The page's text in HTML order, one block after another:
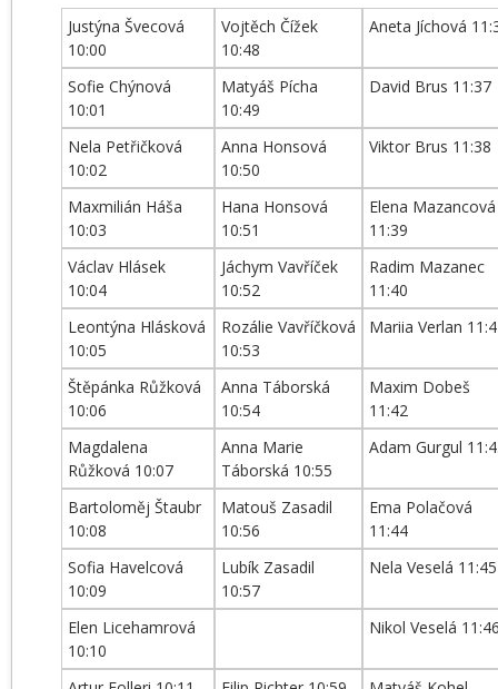
Justýna Švecová
10:00
Vojtěch Čížek
10:48
Aneta Jíchová
Sofie Chýnová
10:01
Matyáš Pícha
10:49
David Brus 11:37
Nela Petřičková
10:02
Anna Honsová
10:50
Viktor Brus 11:38
Maxmilián Háša
10:03
Hana Honsová
10:51
Elena Mazancová
11:39
Václav Hlásek
10:04
Jáchym Vavříček
10:52
Radim Mazanec
11:40
Leontýna Hlásková
10:05
Rozálie Vavříčková
10:53
Mariia Verlan
Štěpánka Růžková
10:06
Anna Táborská
10:54
Maxim Dobeš
11:42
Magdalena
Růžková 10:07
Anna Marie
Táborská 10:55
Adam Gurgul
Bartoloměj Štaubr
10:08
Matouš Zasadil
10:56
Ema Polačová
11:44
Sofia Havelcová
10:09
Lubík Zasadil
10:57
Nela Veselá 11:45
Elen Licehamrová
10:10
Nikol Veselá